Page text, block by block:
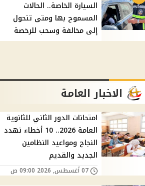
السيارة الخاصة.. الحالات
المسموح بها ومتى تتحول
إلى مخالفة وسحب للرخصة
الاخبار العامة
امتحانات الدور الثاني للثانوية
العامة 2026.. 10 أخطاء تهدد
النجاح ومواعيد النظامين
الجديد والقديم
07 أغسطس, 2026 09:00 ص